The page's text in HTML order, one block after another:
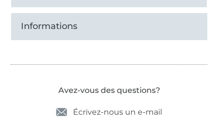
Informations
Avez-vous des questions?
Écrivez-nous un e-mail